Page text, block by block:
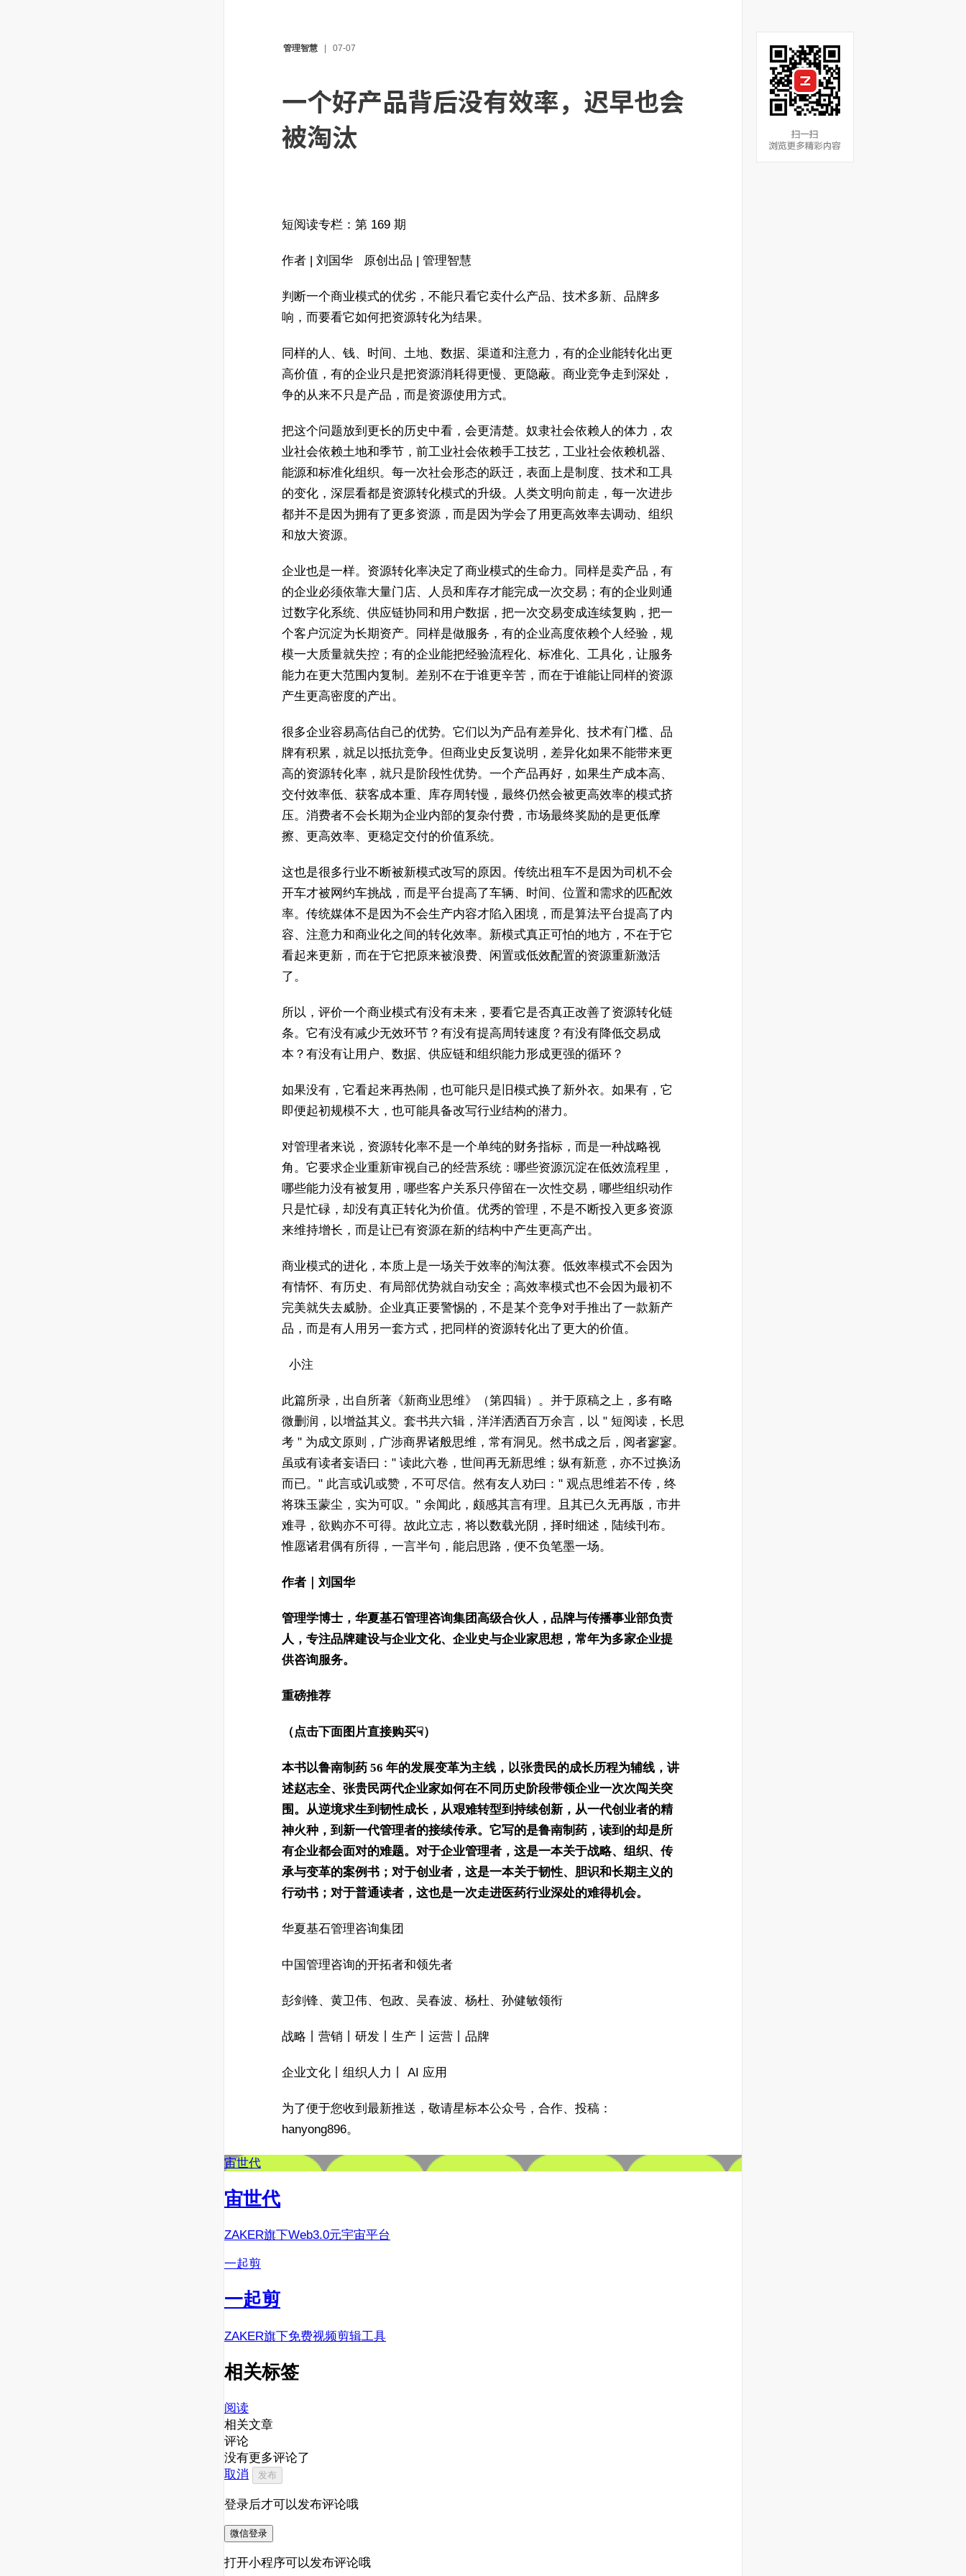
管理智慧 07-07
一个好产品背后没有效率，迟早也会
被淘汰
短阅读专栏：第 169 期
作者 | 刘国华 原创出品 | 管理智慧
判断一个商业模式的优劣，不能只看它卖什么产品、技术多新、品牌多
响，而要看它如何把资源转化为结果。
同样的人、钱、时间、土地、数据、渠道和注意力，有的企业能转化出更
高价值，有的企业只是把资源消耗得更慢、更隐蔽。商业竞争走到深处，
争的从来不只是产品，而是资源使用方式。
把这个问题放到更长的历史中看，会更清楚。奴隶社会依赖人的体力，农
业社会依赖土地和季节，前工业社会依赖手工技艺，工业社会依赖机器、
能源和标准化组织。每一次社会形态的跃迁，表面上是制度、技术和工具
的变化，深层看都是资源转化模式的升级。人类文明向前走，每一次进步
都并不是因为拥有了更多资源，而是因为学会了用更高效率去调动、组织
和放大资源。
企业也是一样。资源转化率决定了商业模式的生命力。同样是卖产品，有
的企业必须依靠大量门店、人员和库存才能完成一次交易；有的企业则通
过数字化系统、供应链协同和用户数据，把一次交易变成连续复购，把一
个客户沉淀为长期资产。同样是做服务，有的企业高度依赖个人经验，规
模一大质量就失控；有的企业能把经验流程化、标准化、工具化，让服务
能力在更大范围内复制。差别不在于谁更辛苦，而在于谁能让同样的资源
产生更高密度的产出。
很多企业容易高估自己的优势。它们以为产品有差异化、技术有门槛、品
牌有积累，就足以抵抗竞争。但商业史反复说明，差异化如果不能带来更
高的资源转化率，就只是阶段性优势。一个产品再好，如果生产成本高、
交付效率低、获客成本重、库存周转慢，最终仍然会被更高效率的模式挤
压。消费者不会长期为企业内部的复杂付费，市场最终奖励的是更低摩
擦、更高效率、更稳定交付的价值系统。
这也是很多行业不断被新模式改写的原因。传统出租车不是因为司机不会
开车才被网约车挑战，而是平台提高了车辆、时间、位置和需求的匹配效
率。传统媒体不是因为不会生产内容才陷入困境，而是算法平台提高了内
容、注意力和商业化之间的转化效率。新模式真正可怕的地方，不在于它
看起来更新，而在于它把原来被浪费、闲置或低效配置的资源重新激活
了。
所以，评价一个商业模式有没有未来，要看它是否真正改善了资源转化链
条。它有没有减少无效环节？有没有提高周转速度？有没有降低交易成
本？有没有让用户、数据、供应链和组织能力形成更强的循环？
如果没有，它看起来再热闹，也可能只是旧模式换了新外衣。如果有，它
即便起初规模不大，也可能具备改写行业结构的潜力。
对管理者来说，资源转化率不是一个单纯的财务指标，而是一种战略视
角。它要求企业重新审视自己的经营系统：哪些资源沉淀在低效流程里，
哪些能力没有被复用，哪些客户关系只停留在一次性交易，哪些组织动作
只是忙碌，却没有真正转化为价值。优秀的管理，不是不断投入更多资源
来维持增长，而是让已有资源在新的结构中产生更高产出。
商业模式的进化，本质上是一场关于效率的淘汰赛。低效率模式不会因为
有情怀、有历史、有局部优势就自动安全；高效率模式也不会因为最初不
完美就失去威胁。企业真正要警惕的，不是某个竞争对手推出了一款新产
品，而是有人用另一套方式，把同样的资源转化出了更大的价值。
小注
此篇所录，出自所著《新商业思维》（第四辑）。并于原稿之上，多有略
微删润，以增益其义。套书共六辑，洋洋洒洒百万余言，以 " 短阅读，长思
考 " 为成文原则，广涉商界诸般思维，常有洞见。然书成之后，阅者寥寥。
虽或有读者妄语曰：" 读此六卷，世间再无新思维；纵有新意，亦不过换汤
而已。" 此言或讥或赞，不可尽信。然有友人劝曰：" 观点思维若不传，终
将珠玉蒙尘，实为可叹。" 余闻此，颇感其言有理。且其已久无再版，市井
难寻，欲购亦不可得。故此立志，将以数载光阴，择时细述，陆续刊布。
惟愿诸君偶有所得，一言半句，能启思路，便不负笔墨一场。
作者｜刘国华
管理学博士，华夏基石管理咨询集团高级合伙人，品牌与传播事业部负责
人，专注品牌建设与企业文化、企业史与企业家思想，常年为多家企业提
供咨询服务。
重磅推荐
（点击下面图片直接购买☟）
本书以鲁南制药 56 年的发展变革为主线，以张贵民的成长历程为辅线，讲
述赵志全、张贵民两代企业家如何在不同历史阶段带领企业一次次闯关突
围。从逆境求生到韧性成长，从艰难转型到持续创新，从一代创业者的精
神火种，到新一代管理者的接续传承。它写的是鲁南制药，读到的却是所
有企业都会面对的难题。对于企业管理者，这是一本关于战略、组织、传
承与变革的案例书；对于创业者，这是一本关于韧性、胆识和长期主义的
行动书；对于普通读者，这也是一次走进医药行业深处的难得机会。
华夏基石管理咨询集团
中国管理咨询的开拓者和领先者
彭剑锋、黄卫伟、包政、吴春波、杨杜、孙健敏领衔
战略丨营销丨研发丨生产丨运营丨品牌
企业文化丨组织人力丨 AI 应用
为了便于您收到最新推送，敬请星标本公众号，合作、投稿：
hanyong896。
宙世代
宙世代
ZAKER旗下Web3.0元宇宙平台
一起剪
一起剪
ZAKER旗下免费视频剪辑工具
相关标签
阅读
相关文章
评论
没有更多评论了
取消
发布
登录后才可以发布评论哦
微信登录
打开小程序可以发布评论哦